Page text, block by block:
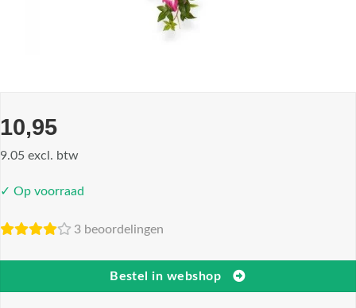
10,95
9.05 excl. btw
✓ Op voorraad
3 beoordelingen
Bestel in webshop